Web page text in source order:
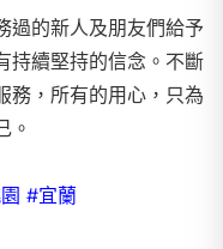
過的新人及朋友們給予
持續堅持的信念。不斷
務，所有的用心，只為
。
#宜蘭